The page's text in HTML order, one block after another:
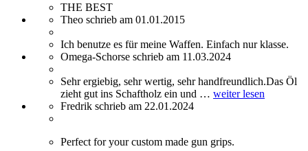
THE BEST
Theo schrieb am 01.01.2015
Ich benutze es für meine Waffen. Einfach nur klasse.
Omega-Schorse schrieb am 11.03.2024
Sehr ergiebig, sehr wertig, sehr handfreundlich.Das Öl
zieht gut ins Schaftholz ein und … weiter lesen
Fredrik schrieb am 22.01.2024
Perfect for your custom made gun grips.